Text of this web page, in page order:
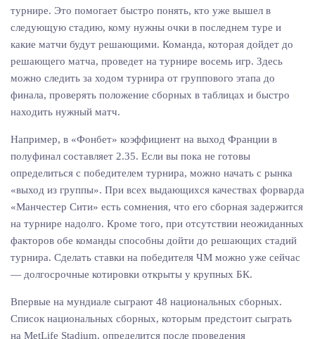
турнире. Это помогает быстро понять, кто уже вышел в
следующую стадию, кому нужны очки в последнем туре и
какие матчи будут решающими. Команда, которая дойдет до
решающего матча, проведет на турнире восемь игр. Здесь
можно следить за ходом турнира от группового этапа до
финала, проверять положение сборных в таблицах и быстро
находить нужный матч.
Например, в «Фонбет» коэффициент на выход Франции в
полуфинал составляет 2.35. Если вы пока не готовы
определиться с победителем турнира, можно начать с рынка
«выход из группы». При всех выдающихся качествах форварда
«Манчестер Сити» есть сомнения, что его сборная задержится
на турнире надолго. Кроме того, при отсутствии неожиданных
факторов обе команды способны дойти до решающих стадий
турнира. Сделать ставки на победителя ЧМ можно уже сейчас
— долгосрочные котировки открыты у крупных БК.
Впервые на мундиале сыграют 48 национальных сборных.
Список национальных сборных, которым предстоит сыграть
на MetLife Stadium, определится после проведения